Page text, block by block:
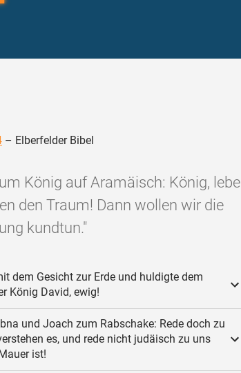
– Elberfelder Bibel
König auf Aramäisch: König, lebe
den Traum! Dann wollen wir die
kundtun."
dem Gesicht zur Erde und huldigte dem
König David, ewig!
und Joach zum Rabschake: Rede doch zu
es, und rede nicht judäisch zu uns
ist!